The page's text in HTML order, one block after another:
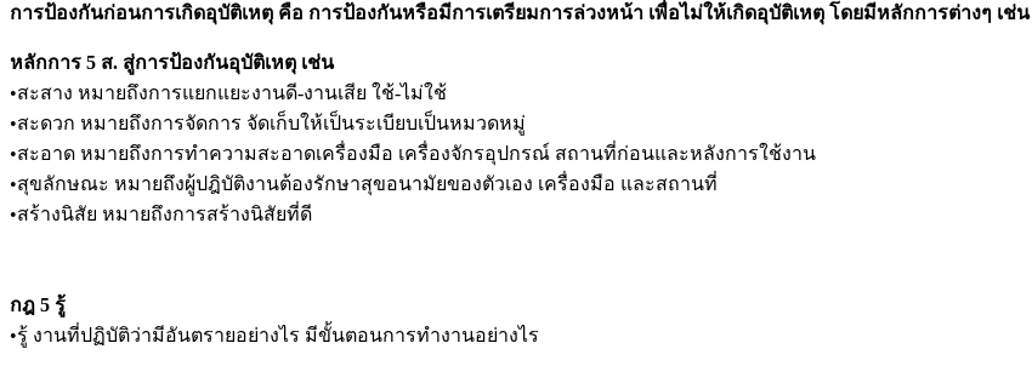
การป้องกันก่อนการเกิดอุบัติเหตุ คือ การป้องกันหรือมีการเตรียมการล่วงหน้า เพื่อไม่ให้เกิดอุบัติเหตุ โดยมีหลักการต่างๆ เช่น
หลักการ 5 ส. สู่การป้องกันอุบัติเหตุ เช่น
•สะสาง หมายถึงการแยกแยะงานดี-งานเสีย ใช้-ไม่ใช้
•สะดวก หมายถึงการจัดการ จัดเก็บให้เป็นระเบียบเป็นหมวดหมู่
•สะอาด หมายถึงการทำความสะอาดเครื่องมือ เครื่องจักรอุปกรณ์ สถานที่ก่อนและหลังการใช้งาน
•สุขลักษณะ หมายถึงผู้ปฎิบัติงานต้องรักษาสุขอนามัยของตัวเอง เครื่องมือ และสถานที่
•สร้างนิสัย หมายถึงการสร้างนิสัยที่ดี
กฎ 5 รู้
•รู้ งานที่ปฏิบัติว่ามีอันตรายอย่างไร มีขั้นตอนการทำงานอย่างไร